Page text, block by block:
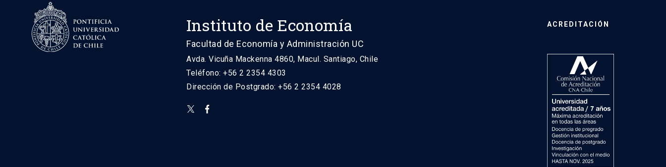
Instituto de Economía
Facultad de Economía y Administración UC
Avda. Vicuña Mackenna 4860, Macul. Santiago, Chile
Teléfono: +56 2 2354 4303
Dirección de Postgrado: +56 2 2354 4028
ACREDITACIÓN